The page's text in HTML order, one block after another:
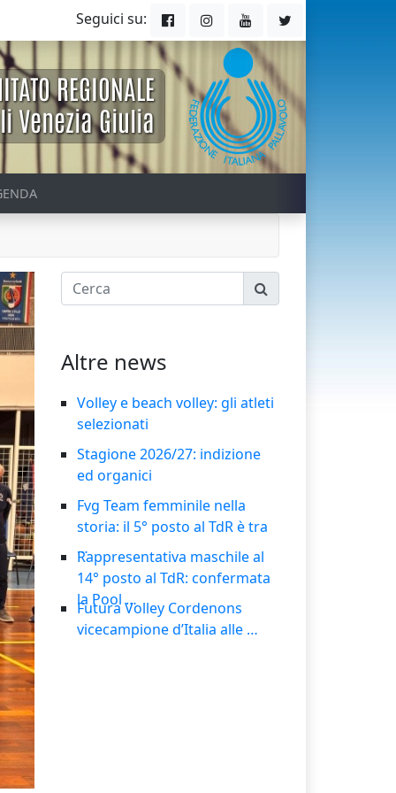
Seguici su:
Altre news
Volley e beach volley: gli atleti
selezionati
Stagione 2026/27: indizione
ed organici
Fvg Team femminile nella
storia: il 5° posto al TdR è tra
…
Rappresentativa maschile al
14° posto al TdR: confermata
la Pool …
Futura Volley Cordenons
vicecampione d’Italia alle …